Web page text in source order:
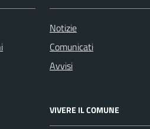
Notizie
Comunicati
Avvisi
VIVERE IL COMUNE